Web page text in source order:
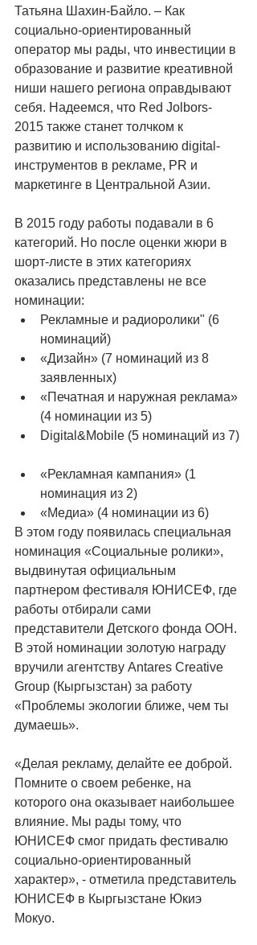
Татьяна Шахин-Байло. – Как
социально-ориентированный
оператор мы рады, что инвестиции в
образование и развитие креативной
ниши нашего региона оправдывают
себя. Надеемся, что Red Jolbors-
2015 также станет толчком к
развитию и использованию digital-
инструментов в рекламе, PR и
маркетинге в Центральной Азии.
В 2015 году работы подавали в 6
категорий. Но после оценки жюри в
шорт-листе в этих категориях
оказались представлены не все
номинации:
Рекламные и радиоролики" (6
номинаций)
«Дизайн» (7 номинаций из 8
заявленных)
«Печатная и наружная реклама»
(4 номинации из 5)
Digital&Mobile (5 номинаций из 7)
«Рекламная кампания» (1
номинация из 2)
«Медиа» (4 номинации из 6)
В этом году появилась специальная
номинация «Социальные ролики»,
выдвинутая официальным
партнером фестиваля ЮНИСЕФ, где
работы отбирали сами
представители Детского фонда ООН.
В этой номинации золотую награду
вручили агентству Antares Creative
Group (Кыргызстан) за работу
«Проблемы экологии ближе, чем ты
думаешь».
«Делая рекламу, делайте ее доброй.
Помните о своем ребенке, на
которого она оказывает наибольшее
влияние. Мы рады тому, что
ЮНИСЕФ смог придать фестивалю
социально-ориентированный
характер», - отметила представитель
ЮНИСЕФ в Кыргызстане Юкиэ
Мокуо.